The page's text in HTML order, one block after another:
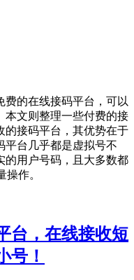
费的在线接码平台，可以
本文则整理一些付费的接
的接码平台，其优势在于
平台几乎都是虚拟号不
的用户号码，且大多数都
作。
台，在线接收短
号！